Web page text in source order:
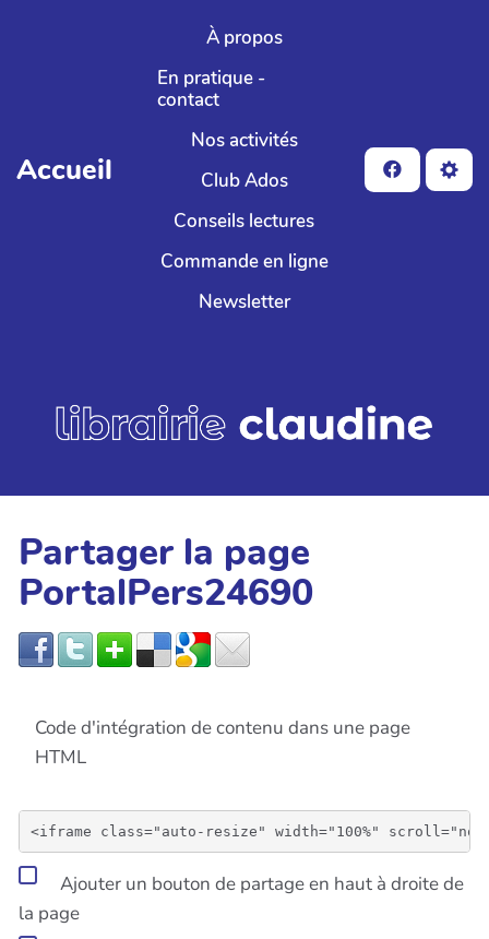
Aller au contenu principal
Accueil
À propos
En pratique -
contact
Nos activités
Club Ados
Conseils lectures
Commande en ligne
Newsletter
Partager la page
PortalPers24690
Code d'intégration de contenu dans une page
HTML
Ajouter un bouton de partage en haut à droite de
la page